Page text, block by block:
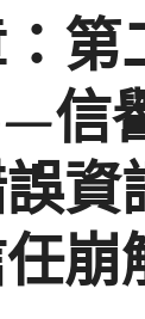
第
信
資
崩